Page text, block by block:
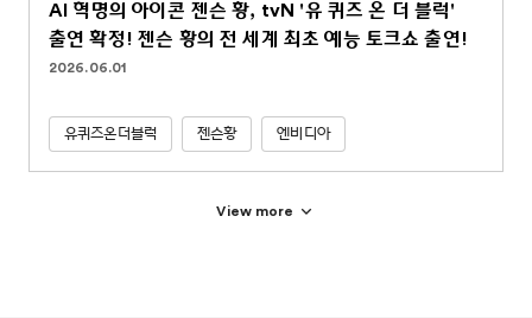
AI 혁명의 아이콘 젠슨 황, tvN '유 퀴즈 온 더 블럭'
출연 확정! 젠슨 황의 전 세계 최초 예능 토크쇼 출연!
2026.06.01
유퀴즈온더블럭 젠슨황 엔비디아
View more